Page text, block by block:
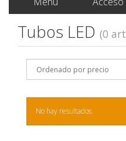
Tubos LED (0
No hay resultados.